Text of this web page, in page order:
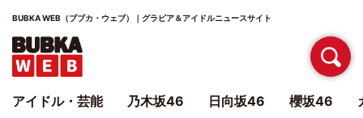
BUBKA WEB（ブブカ・ウェブ）｜グラビア＆アイドルニュースサイト
アイドル・芸能 乃木坂46 日向坂46 櫻坂46